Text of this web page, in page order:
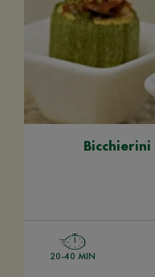
20-40 MIN